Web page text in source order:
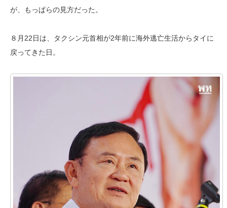
が、もっぱらの見方だった。
８月22日は、タクシン元首相が2年前に海外逃亡生活からタイに
戻ってきた日。